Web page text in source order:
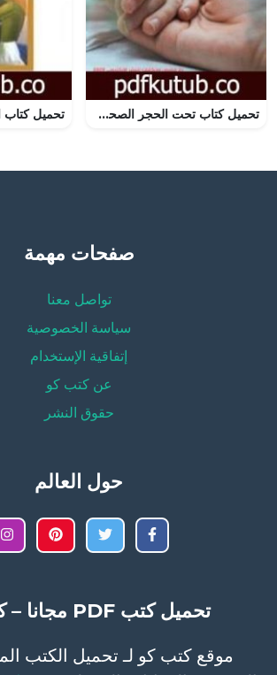
تحميل كتاب تحت الحجر الصحي PDF تأليف شيماء حلمي مجانا [كامل]
صفحات مهمة
تواصل معنا
سياسة الخصوصية
إتفاقية الإستخدام
عن كتب كو
حقوق النشر
حول العالم
تحميل كتب PDF مجانا – كتب كو